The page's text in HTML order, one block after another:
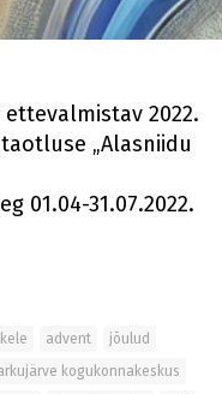
2022.
„Alasniidu
01.04-31.07.2022.
advent
jõulud
kogukonnakeskus